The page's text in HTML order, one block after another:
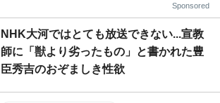
Sponsored
NHK大河ではとても放送できない...宣教
師に「獣より劣ったもの」と書かれた豊
臣秀吉のおぞましき性欲